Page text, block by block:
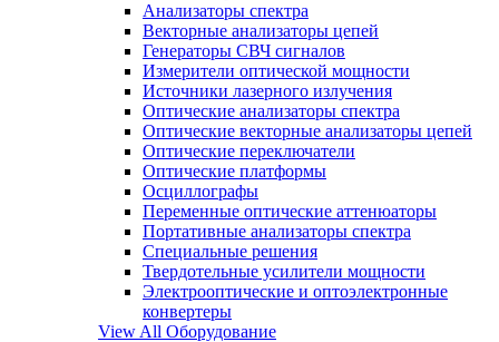
Анализаторы спектра
Векторные анализаторы цепей
Генераторы СВЧ сигналов
Измерители оптической мощности
Источники лазерного излучения
Оптические анализаторы спектра
Оптические векторные анализаторы цепей
Оптические переключатели
Оптические платформы
Осциллографы
Переменные оптические аттенюаторы
Портативные анализаторы спектра
Специальные решения
Твердотельные усилители мощности
Электрооптические и оптоэлектронные
конвертеры
View All Оборудование